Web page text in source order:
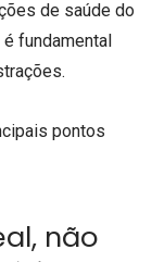
de saúde do
fundamental
pontos
não